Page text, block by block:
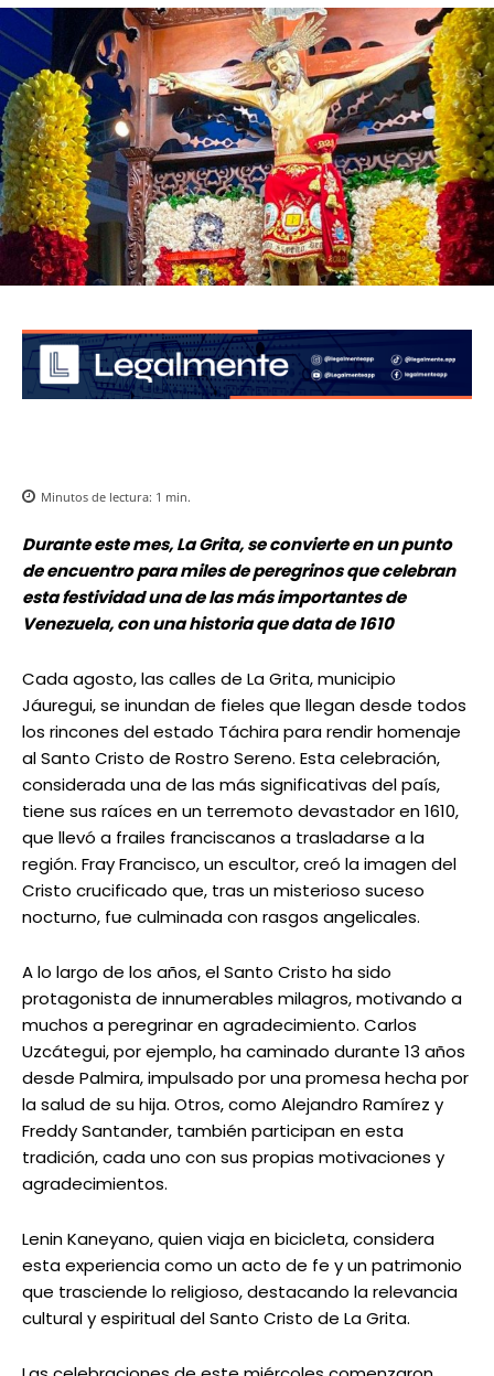
Minutos de lectura: 1 min.
Durante este mes, La Grita, se convierte en un punto
de encuentro para miles de peregrinos que celebran
esta festividad una de las más importantes de
Venezuela, con una historia que data de 1610
Cada agosto, las calles de La Grita, municipio
Jáuregui, se inundan de fieles que llegan desde todos
los rincones del estado Táchira para rendir homenaje
al Santo Cristo de Rostro Sereno. Esta celebración,
considerada una de las más significativas del país,
tiene sus raíces en un terremoto devastador en 1610,
que llevó a frailes franciscanos a trasladarse a la
región. Fray Francisco, un escultor, creó la imagen del
Cristo crucificado que, tras un misterioso suceso
nocturno, fue culminada con rasgos angelicales.
A lo largo de los años, el Santo Cristo ha sido
protagonista de innumerables milagros, motivando a
muchos a peregrinar en agradecimiento. Carlos
Uzcátegui, por ejemplo, ha caminado durante 13 años
desde Palmira, impulsado por una promesa hecha por
la salud de su hija. Otros, como Alejandro Ramírez y
Freddy Santander, también participan en esta
tradición, cada uno con sus propias motivaciones y
agradecimientos.
Lenin Kaneyano, quien viaja en bicicleta, considera
esta experiencia como un acto de fe y un patrimonio
que trasciende lo religioso, destacando la relevancia
cultural y espiritual del Santo Cristo de La Grita.